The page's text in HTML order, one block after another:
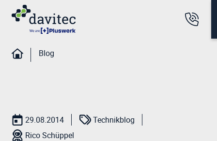
Blog
29.08.2014
Technikblog
Rico Schüppel